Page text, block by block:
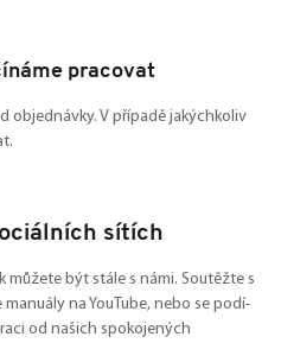
pracovat
objednávky. V případě jakýchkoliv
sítích
můžete být stále s námi. Soutěžte s
na YouTube, nebo se podí-
od našich spokojených